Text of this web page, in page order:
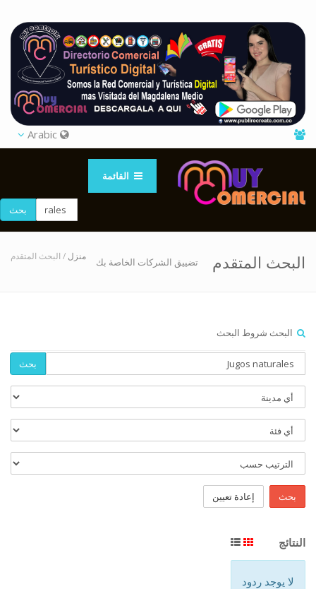
القائمة
بحث
البحث المتقدم تضييق الشركات الخاصة بك منزل / البحث المتقدم
البحث شروط البحث
بحث
بحث إعادة تعيين
النتائج
لا يوجد ردود